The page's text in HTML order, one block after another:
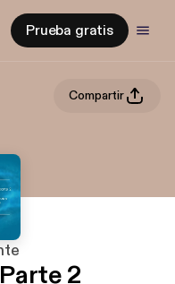
Prueba gratis
Compartir
2